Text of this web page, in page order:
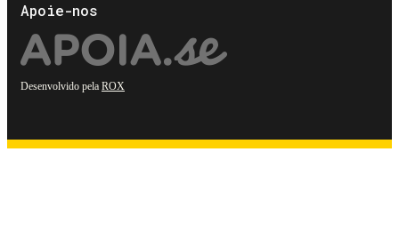
Apoie-nos
Desenvolvido pela ROX